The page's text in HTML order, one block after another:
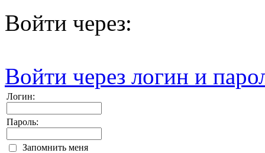
Войти через:
Войти через логин и
Логин:
Пароль:
Запомнить меня